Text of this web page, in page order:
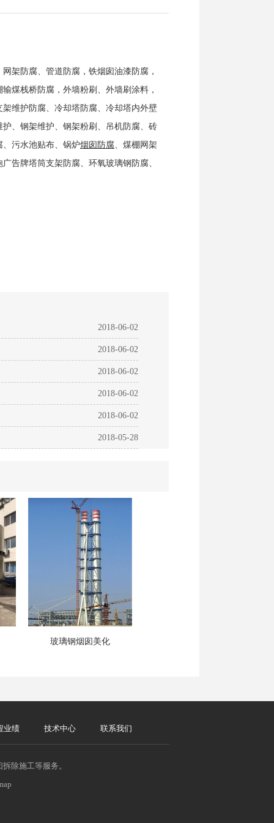
架防腐、管道防腐，铁烟囱油漆防腐，
煤栈桥防腐，外墙粉刷、外墙刷涂料，
维护防腐、冷却塔防腐、冷却塔内外壁
、钢架维护、钢架粉刷、吊机防腐、砖
污水池贴布、锅炉烟囱防腐、煤棚网架
告牌塔筒支架防腐、环氧玻璃钢防腐、
2018-06-02
2018-06-02
2018-06-02
2018-06-02
2018-06-02
2018-05-28
玻璃钢烟囱美化
业绩 技术中心 联系我们
除施工等服务。